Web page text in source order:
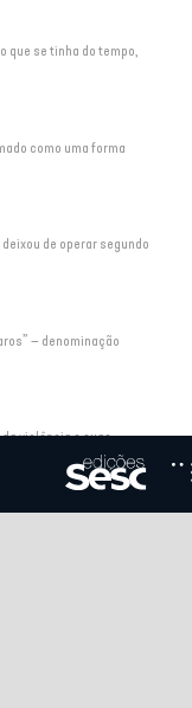
que se tinha do tempo,
como uma forma
de operar segundo
– denominação
violência e suas